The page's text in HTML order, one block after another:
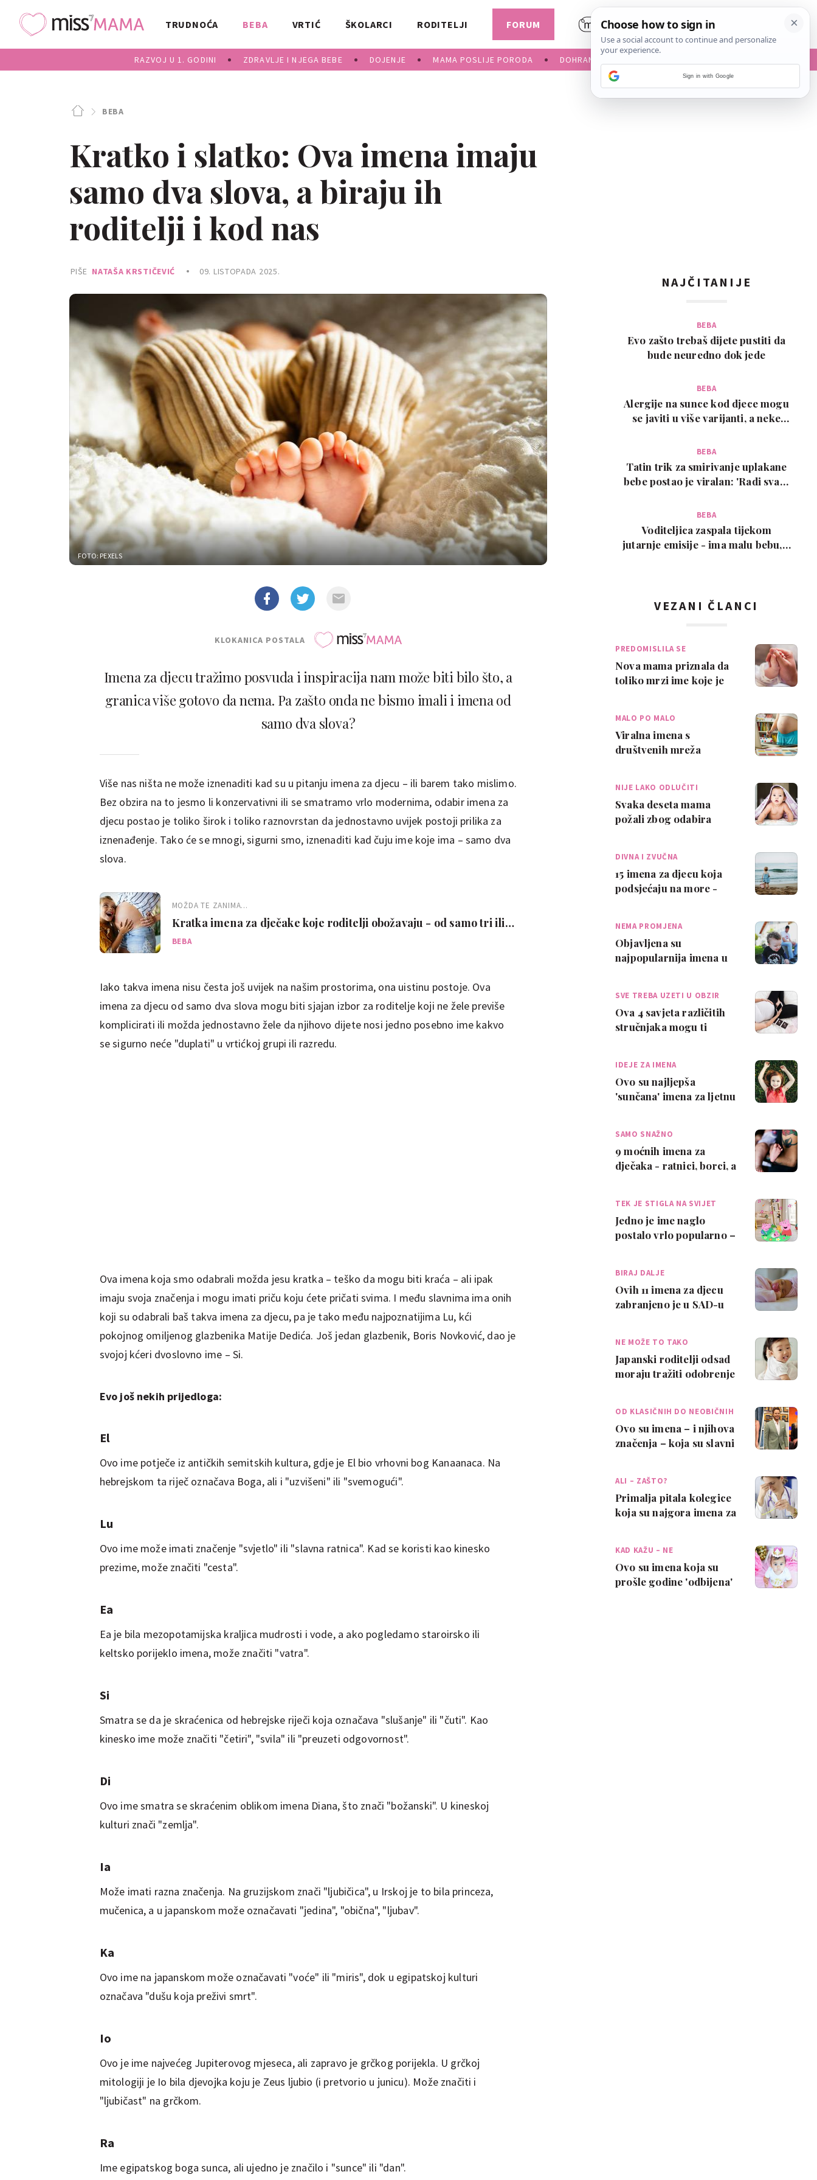
TRUDNOĆA BEBA
RAZVOJ U 1. GODINI ZDRAVLJE I NJEGA BEBE DOJENJE MAMA POSLIJE PORODA DOHRANA
VRTIĆ ŠKOLARCI RODITELJI FORUM
BEBA
Kratko i slatko: Ova imena imaju
samo dva slova, a biraju ih
roditelji i kod nas
PIŠE NATAŠA KRSTIČEVIĆ 09. LISTOPADA 2025.
FOTO: PEXELS
KLOKANICA POSTALA
Imena za djecu tražimo posvuda i inspiracija nam može biti bilo što, a
granica više gotovo da nema. Pa zašto onda ne bismo imali i imena od
samo dva slova?
Više nas ništa ne može iznenaditi kad su u pitanju imena za djecu – ili barem tako mislimo.
Bez obzira na to jesmo li konzervativni ili se smatramo vrlo modernima, odabir imena za
djecu postao je toliko širok i toliko raznovrstan da jednostavno uvijek postoji prilika za
iznenađenje. Tako će se mnogi, sigurni smo, iznenaditi kad čuju ime koje ima – samo dva
slova.
MOŽDA TE ZANIMA...
Kratka imena za dječake koje roditelji obožavaju - od samo tri ili
četiri slova
BEBA
Iako takva imena nisu česta još uvijek na našim prostorima, ona uistinu postoje. Ova
imena za djecu od samo dva slova mogu biti sjajan izbor za roditelje koji ne žele previše
komplicirati ili možda jednostavno žele da njihovo dijete nosi jedno posebno ime kakvo
se sigurno neće "duplati" u vrtićkoj grupi ili razredu.
Ova imena koja smo odabrali možda jesu kratka – teško da mogu biti kraća – ali ipak
imaju svoja značenja i mogu imati priču koju ćete pričati svima. I među slavnima ima onih
koji su odabrali baš takva imena za djecu, pa je tako među najpoznatijima Lu, kći
pokojnog omiljenog glazbenika Matije Dedića. Još jedan glazbenik, Boris Novković, dao je
svojoj kćeri dvoslovno ime – Si.
Evo još nekih prijedloga:
El
Ovo ime potječe iz antičkih semitskih kultura, gdje je El bio vrhovni bog Kanaanaca. Na
hebrejskom ta riječ označava Boga, ali i "uzvišeni" ili "svemogući".
Lu
Ovo ime može imati značenje "svjetlo" ili "slavna ratnica". Kad se koristi kao kinesko
prezime, može značiti "cesta".
Ea
Ea je bila mezopotamijska kraljica mudrosti i vode, a ako pogledamo staroirsko ili
keltsko porijeklo imena, može značiti "vatra".
Si
Smatra se da je skraćenica od hebrejske riječi koja označava "slušanje" ili "čuti". Kao
kinesko ime može značiti "četiri", "svila" ili "preuzeti odgovornost".
Di
Ovo ime smatra se skraćenim oblikom imena Diana, što znači "božanski". U kineskoj
kulturi znači "zemlja".
Ia
Može imati razna značenja. Na gruzijskom znači "ljubičica", u Irskoj je to bila princeza,
mučenica, a u japanskom može označavati "jedina", "obična", "ljubav".
Ka
Ovo ime na japanskom može označavati "voće" ili "miris", dok u egipatskoj kulturi
označava "dušu koja preživi smrt".
Io
Ovo je ime najvećeg Jupiterovog mjeseca, ali zapravo je grčkog porijekla. U grčkoj
mitologiji je Io bila djevojka koju je Zeus ljubio (i pretvorio u junicu). Može značiti i
"ljubičast" na grčkom.
Ra
Ime egipatskog boga sunca, ali ujedno je značilo i "sunce" ili "dan".
NAJČITANIJE
BEBA
Evo zašto trebaš dijete pustiti da
bude neuredno dok jede
BEBA
Alergije na sunce kod djece mogu
se javiti u više varijanti, a neke
BEBA
Tatin trik za smirivanje uplakane
bebe postao je viralan: 'Radi svaki
BEBA
Voditeljica zaspala tijekom
jutarnje emisije - ima malu bebu, a
VEZANI ČLANCI
PREDOMISLILA SE
Nova mama priznala da
toliko mrzi ime koje je
MALO PO MALO
Viralna imena s
društvenih mreža
NIJE LAKO ODLUČITI
Svaka deseta mama
požali zbog odabira
DIVNA I ZVUČNA
15 imena za djecu koja
podsjećaju na more -
NEMA PROMJENA
Objavljena su
najpopularnija imena u
SVE TREBA UZETI U OBZIR
Ova 4 savjeta različitih
stručnjaka mogu ti
IDEJE ZA IMENA
Ovo su najljepša
'sunčana' imena za ljetnu
SAMO SNAŽNO
9 moćnih imena za
dječaka - ratnici, borci, a
TEK JE STIGLA NA SVIJET
Jedno je ime naglo
postalo vrlo popularno –
BIRAJ DALJE
Ovih 11 imena za djecu
zabranjeno je u SAD-u
NE MOŽE TO TAKO
Japanski roditelji odsad
moraju tražiti odobrenje
OD KLASIČNIH DO NEOBIČNIH
Ovo su imena – i njihova
značenja – koja su slavni
ALI – ZAŠTO?
Primalja pitala kolegice
koja su najgora imena za
KAD KAŽU – NE
Ovo su imena koja su
prošle godine 'odbijena'
Sign in with Google